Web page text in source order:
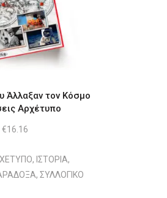
Άλλαξαν τον Κόσμο
Αρχέτυπο
€16.16